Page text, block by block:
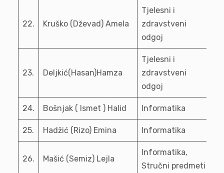
22. Kruško (Dževad) Amela
Tjelesni i
zdravstveni
odgoj
23. Deljkić(Hasan)Hamza
Tjelesni i
zdravstveni
odgoj
24. Bošnjak ( Ismet ) Halid Informatika
25. Hadžić (Rizo) Emina Informatika
26. Mašić (Semiz) Lejla
Informatika,
Stručni predmeti